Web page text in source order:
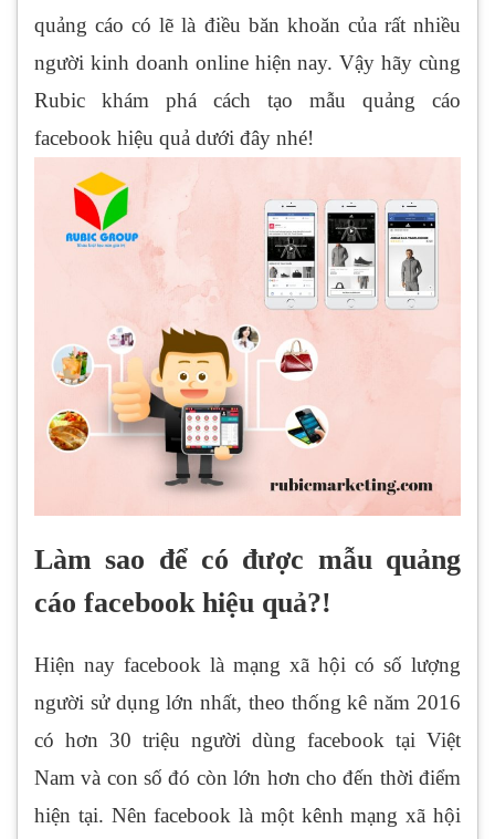
quảng cáo có lẽ là điều băn khoăn của rất nhiều
người kinh doanh online hiện nay. Vậy hãy cùng
Rubic khám phá cách tạo mẫu quảng cáo
facebook hiệu quả dưới đây nhé!
Làm sao để có được mẫu quảng
cáo facebook hiệu quả?!
Hiện nay facebook là mạng xã hội có số lượng
người sử dụng lớn nhất, theo thống kê năm 2016
có hơn 30 triệu người dùng facebook tại Việt
Nam và con số đó còn lớn hơn cho đến thời điểm
hiện tại. Nên facebook là một kênh mạng xã hội